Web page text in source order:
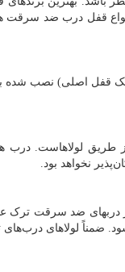
قفل درب ضد سرقت
یک قفل اصلی) نصب شده
طریق لولاهاست. درب
نخواهد بود.
دربهای ضد سرقت ترک
ضمناً لولاهای درب‌های